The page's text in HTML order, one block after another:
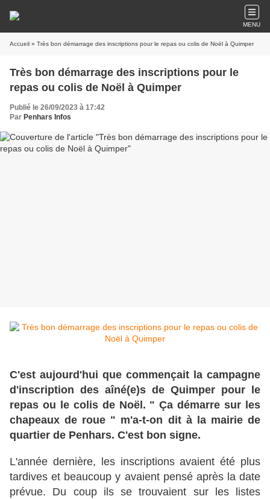
MENU
Accueil » Très bon démarrage des inscriptions pour le repas ou colis de Noël à Quimper
Très bon démarrage des inscriptions pour le
repas ou colis de Noël à Quimper
Publié le 26/09/2023 à 17:42
Par Penhars Infos
C'est aujourd'hui que commençait la campagne
d'inscription des aîné(e)s de Quimper pour le
repas ou le colis de Noël. " Ça démarre sur les
chapeaux de roue " m'a-t-on dit à la mairie de
quartier de Penhars. C'est bon signe.
L'année dernière, les inscriptions avaient été plus
tardives et beaucoup y avaient pensé après la date
prévue. Du coup ils se trouvaient sur les listes